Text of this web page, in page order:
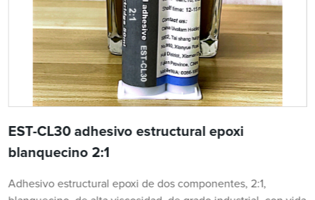
EST-CL30 adhesivo estructural epoxi
blanquecino 2:1
Adhesivo estructural epoxi de dos componentes, 2:1,